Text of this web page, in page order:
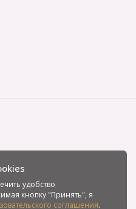
удобство
кнопку "Принять", я
соглашения.